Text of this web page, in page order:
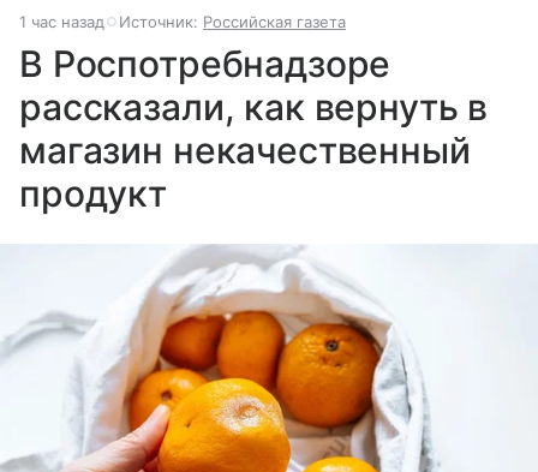
1 час назад Источник: Российская газета
В Роспотребнадзоре
рассказали, как вернуть в
магазин некачественный
продукт